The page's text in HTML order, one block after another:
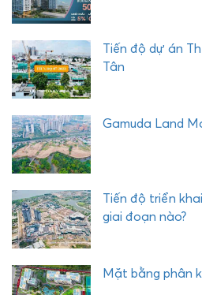
Tiến độ dự án
Tân
Gamuda Land
Tiến độ triển
giai đoạn nào?
Mặt bằng phân